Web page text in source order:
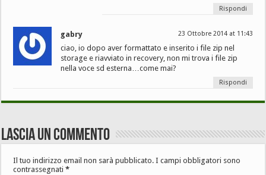
Rispondi
gabry 23 Ottobre 2014 at 11:43
ciao, io dopo aver formattato e inserito i file zip nel
storage e riavviato in recovery, non mi trova i file zip
nella voce sd esterna…come mai?
Rispondi
Lascia un commento
Il tuo indirizzo email non sarà pubblicato. I campi obbligatori sono
contrassegnati*